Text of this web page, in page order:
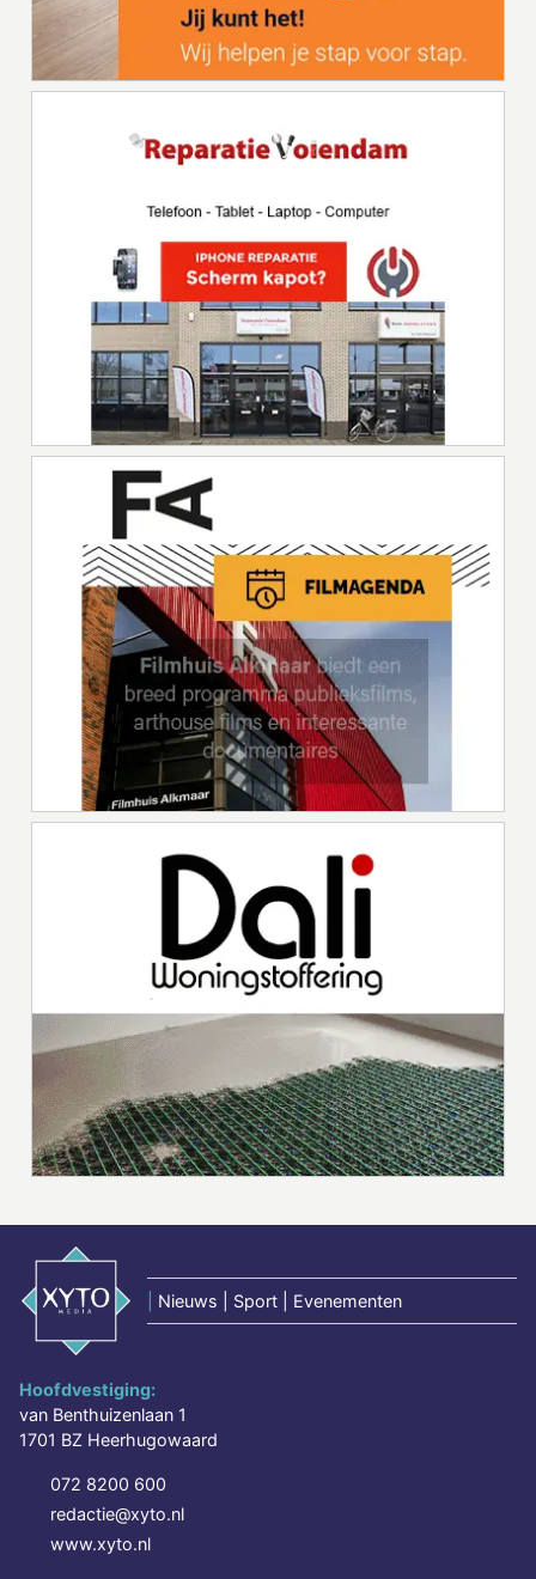
Nieuws | Sport | Evenementen
Hoofdvestiging:
van Benthuizenlaan 1
1701 BZ Heerhugowaard
072 8200 600
redactie@xyto.nl
www.xyto.nl